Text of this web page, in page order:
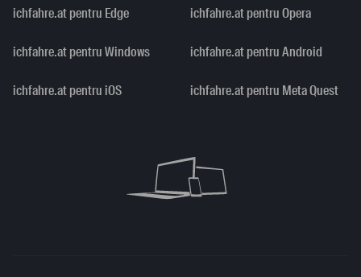
ichfahre.at pentru Edge ichfahre.at pentru Opera
ichfahre.at pentru Windows ichfahre.at pentru Android
ichfahre.at pentru iOS ichfahre.at pentru Meta Quest